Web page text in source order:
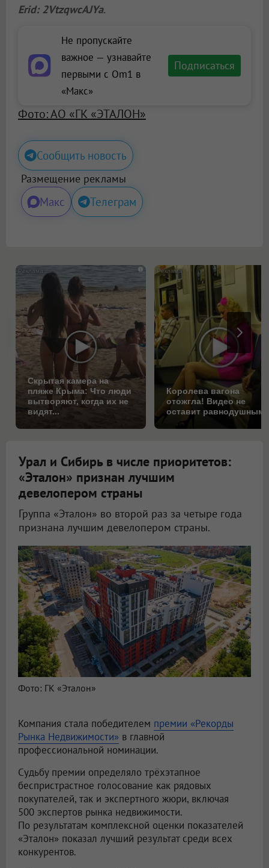
Erid: 2VtzqwcAJYa.
Не пропускайте
важное — узнавайте
первыми с Om1 в
«Макс»
Подписаться
Фото: АО «ГК «ЭТАЛОН»
Сообщить новость
Размещение рекламы
Макс Телеграм
i
Скрытая камера на
пляже Крыма: Что люди
вытворяют, когда их не
видят...
Королева вагона
отожгла! Видео не
оставит равнодушным
Урал и Сибирь в числе приоритетов:
«Эталон» признан лучшим
девелопером страны
Группа «Эталон» во второй раз за четыре года
признана лучшим девелопером страны.
Фото: ГК «Эталон»
Компания стала победителем премии «Рекорды
Рынка Недвижимости» в главной
профессиональной номинации.
Судьбу премии определяло трёхэтапное
беспристрастное голосование как рядовых
покупателей, так и экспертного жюри, включая
500 экспертов рынка недвижимости.
По результатам комплексной оценки показателей
«Эталон» показал лучший результат среди всех
конкурентов.